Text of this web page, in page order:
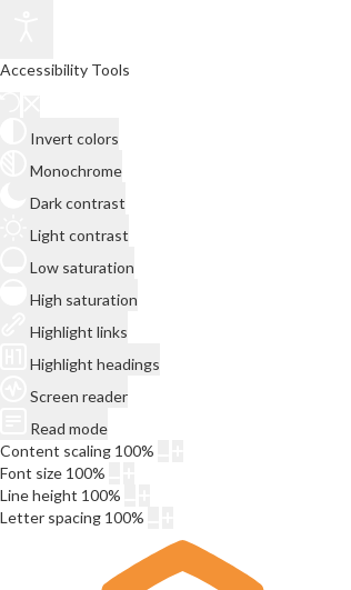
Accessibility Tools
Invert colors
Monochrome
Dark contrast
Light contrast
Low saturation
High saturation
Highlight links
Highlight headings
Screen reader
Read mode
Content scaling 100%
Font size 100%
Line height 100%
Letter spacing 100%